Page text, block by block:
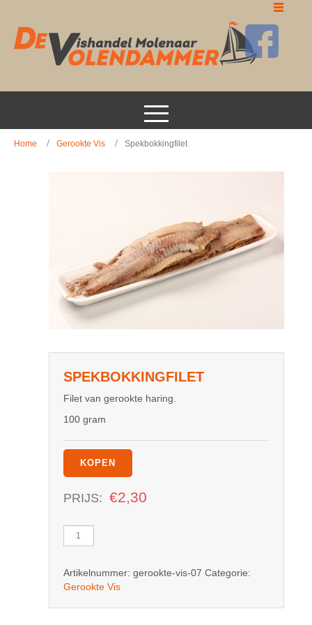
Home Gerookte Vis Spekbokkingfilet
SPEKBOKKINGFILET
Filet van gerookte haring.
100 gram
KOPEN
PRIJS: €2,30
Spekbokkingfilet
aantal
Artikelnummer: gerookte-vis-07 Categorie:
Gerookte Vis